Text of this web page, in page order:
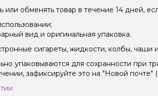
или обменять товар в течение 14 дней,
вид и оригинальная упаковка.
сигареты, жидкости, колбы, чаши
упаковываются для сохранности при
зафиксируйте это на "Новой